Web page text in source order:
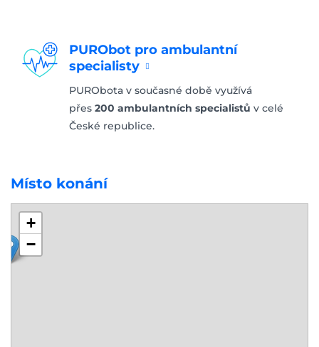
PURObot pro ambulantní
specialisty
PURObota v současné době využívá
přes 200 ambulantních specialistů v celé
České republice.
Místo konání
+
−